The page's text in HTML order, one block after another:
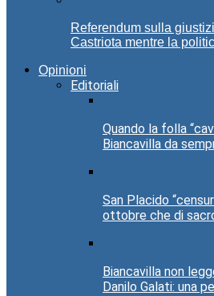
Referendum sulla
Castriota mentre la
Opinioni
Editoriali
Quando la folla
Biancavilla da
San Placido
ottobre che di
Biancavilla non
Danilo Galati: una